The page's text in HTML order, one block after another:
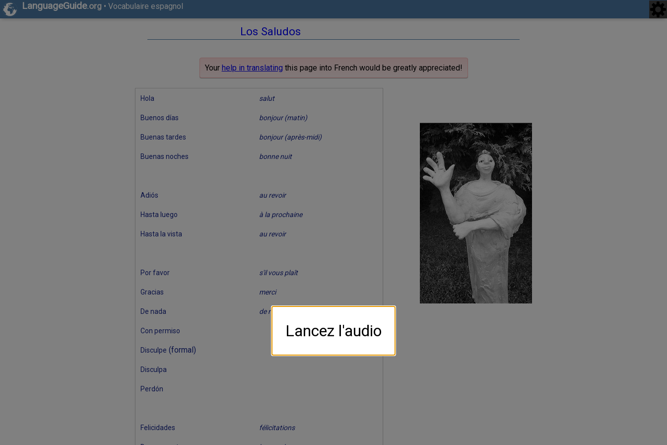
LanguageGuide.org • Vocabulaire espagnol
Los Saludos
Your help in translating this page into French would be greatly appreciated!
Hola salut
Buenos días bonjour (matin)
Buenas tardes bonjour (après-midi)
Buenas noches bonne nuit
Adiós au revoir
Hasta luego à la prochaine
Hasta la vista au revoir
Por favor s'il vous plaît
Gracias merci
De nada de rein
Con permiso
Disculpe (formal)
Disculpa
Perdón
Felicidades félicitations
Lancez l'audio